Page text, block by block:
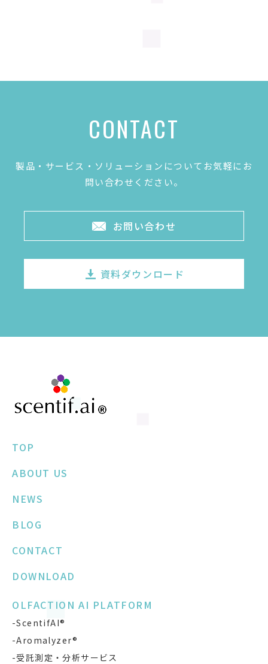
CONTACT
製品・サービス・ソリューションについてお気軽にお
問い合わせください。
お問い合わせ
資料ダウンロード
TOP
ABOUT US
NEWS
BLOG
CONTACT
DOWNLOAD
OLFACTION AI PLATFORM
-ScentifAI®
-Aromalyzer®
-受託測定・分析サービス